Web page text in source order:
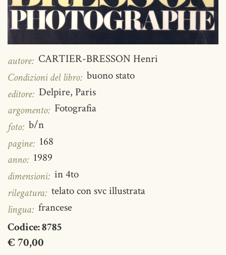
autore: CARTIER-BRESSON Henri
Condizioni del libro: buono stato
editore: Delpire, Paris
argomento: Fotografia
foto: b/n
pagine: 168
anno: 1989
dimensioni: in 4to
rilegatura: telato con svc illustrata
lingua: francese
Codice:8785
€ 70,00